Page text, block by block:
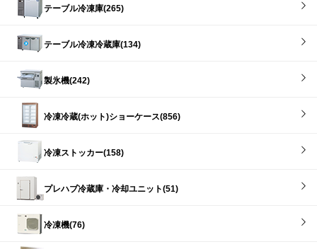
テーブル冷凍庫(265)
テーブル冷凍冷蔵庫(134)
製氷機(242)
冷凍冷蔵(ホット)ショーケース(856)
冷凍ストッカー(158)
プレハブ冷蔵庫・冷却ユニット(51)
冷凍機(76)